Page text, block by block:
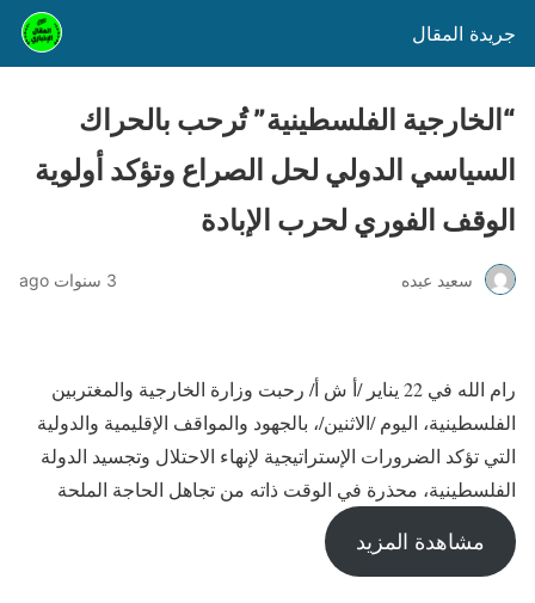
جريدة المقال
“الخارجية الفلسطينية” تُرحب بالحراك
السياسي الدولي لحل الصراع وتؤكد أولوية
الوقف الفوري لحرب الإبادة
سعيد عبده 3 سنوات ago
رام الله في 22 يناير /أ ش أ/ رحبت وزارة الخارجية والمغتربين
الفلسطينية، اليوم /الاثنين/، بالجهود والمواقف الإقليمية والدولية
التي تؤكد الضرورات الإستراتيجية لإنهاء الاحتلال وتجسيد الدولة
الفلسطينية، محذرة في الوقت ذاته من تجاهل الحاجة الملحة
مشاهدة المزيد